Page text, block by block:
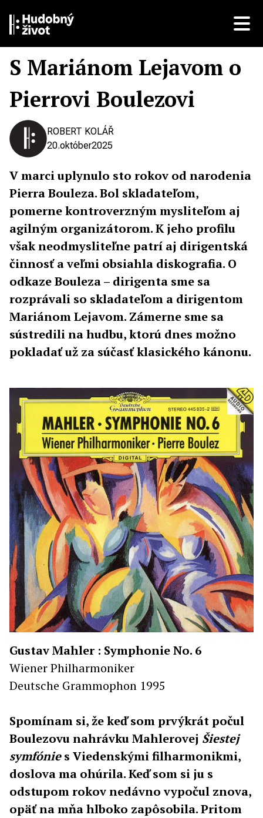
S Mariánom Lejavom o
Pierrovi Boulezovi
ROBERT KOLÁŘ
20.október2025
V marci uplynulo sto rokov od narodenia
Pierra Bouleza. Bol skladateľom,
pomerne kontroverzným mysliteľom aj
agilným organizátorom. K jeho profilu
však neodmysliteľne patrí aj dirigentská
činnosť a veľmi obsiahla diskografia. O
odkaze Bouleza – dirigenta sme sa
rozprávali so skladateľom a dirigentom
Mariánom Lejavom. Zámerne sme sa
sústredili na hudbu, ktorú dnes možno
pokladať už za súčasť klasického kánonu.
Gustav Mahler : Symphonie No. 6
Wiener Philharmoniker
Deutsche Grammophon 1995
Spomínam si, že keď som prvýkrát počul
Boulezovu nahrávku Mahlerovej Šiestej
symfónies Viedenskými filharmonikmi,
doslova ma ohúrila. Keď som si ju s
odstupom rokov nedávno vypočul znova,
opäť na mňa hlboko zapôsobila. Pritom